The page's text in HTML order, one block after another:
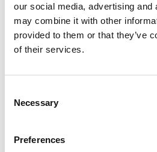
our social media, advertising and
may combine it with other
provided to them or that they’ve
of their services.
Selection
Necessary
Preferences